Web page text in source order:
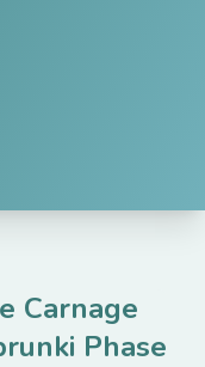
Carnage
Phase